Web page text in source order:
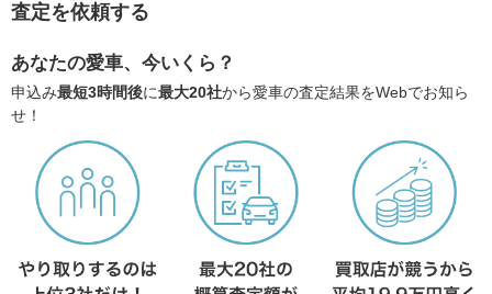
査定を依頼する
あなたの愛車、今いくら？
申込み最短3時間後に最大20社から愛車の査定結果をWebでお知ら
せ！